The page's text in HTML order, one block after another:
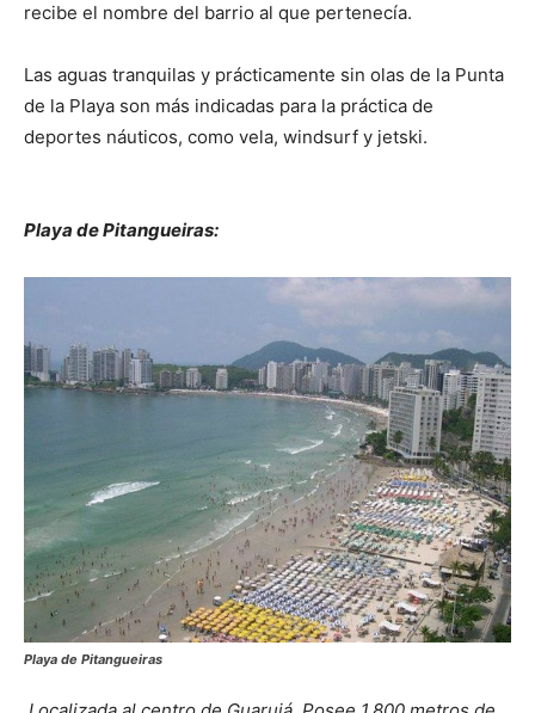
recibe el nombre del barrio al que pertenecía.
Las aguas tranquilas y prácticamente sin olas de la Punta
de la Playa son más indicadas para la práctica de
deportes náuticos, como vela, windsurf y jetski.
Playa de Pitangueiras:
Playa de Pitangueiras